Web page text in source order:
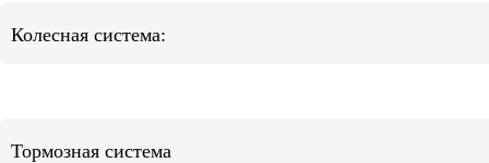
Колесная система:
Тормозная система